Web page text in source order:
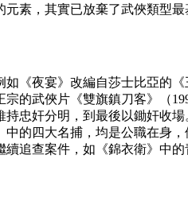
素，其實已放棄了武俠類型
《夜宴》改編自莎士比亞的
的武俠片《雙旗鎮刀客》（
忠奸分明，到最後以鋤奸收
的四大名捕，均是公職在身
追查案件，如《錦衣衛》中